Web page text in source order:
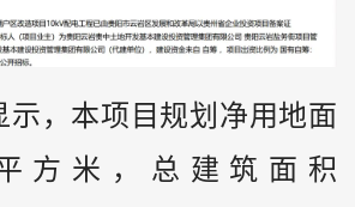
示，本项目规划净用地面
平方米，总建筑面积